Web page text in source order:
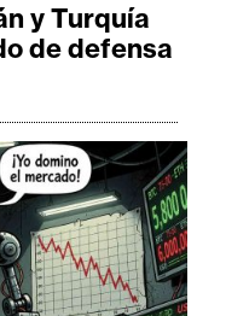
y Turquía
de defensa